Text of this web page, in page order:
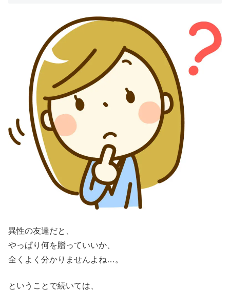
異性の友達だと、
やっぱり何を贈っていいか、
全くよく分かりませんよね…。
ということで続いては、